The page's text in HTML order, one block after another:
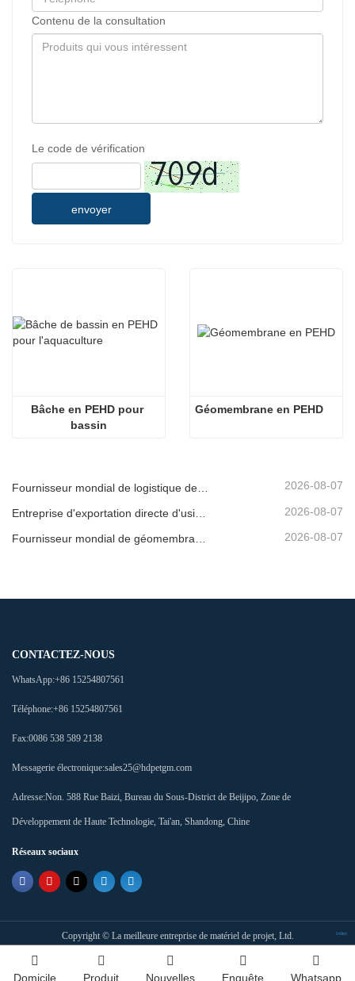
Contenu de la consultation
Le code de vérification
envoyer
Bâche en PEHD pour
bassin
Géomembrane en PEHD
2026-08-07
2026-08-07
2026-08-07
CONTACTEZ-NOUS
WhatsApp:+86 15254807561
Téléphone:+86 15254807561
Fax:0086 538 589 2138
Messagerie électronique:sales25@hdpetgm.com
Adresse:Non. 588 Rue Baizi, Bureau du Sous-District de Beijipo, Zone de
Développement de Haute Technologie, Tai'an, Shandong, Chine
Réseaux sociaux
Copyright © La meilleure entreprise de matériel de projet, Ltd. Index
Domicile Produit Nouvelles Enquête Whatsapp